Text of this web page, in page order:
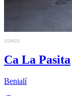
Ca La Pasita
Benialí